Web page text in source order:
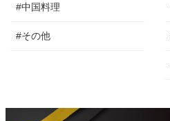
#中国料理
#その他